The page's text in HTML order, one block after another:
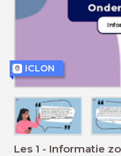
Les 1 - Informatie
ICLON